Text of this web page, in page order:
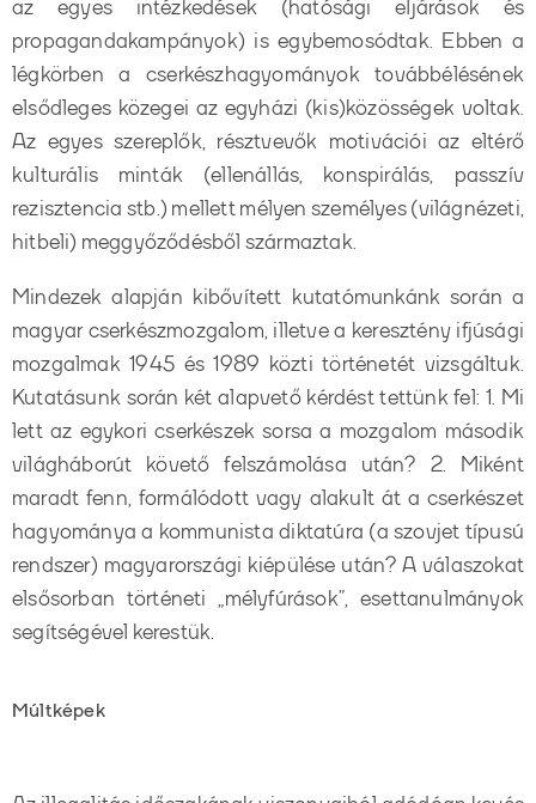
az egyes intézkedések (hatósági eljárások és
propagandakampányok) is egybemosódtak. Ebben a
légkörben a cserkészhagyományok továbbélésének
elsődleges közegei az egyházi (kis)közösségek voltak.
Az egyes szereplők, résztvevők motivációi az eltérő
kulturális minták (ellenállás, konspirálás, passzív
rezisztencia stb.) mellett mélyen személyes (világnézeti,
hitbeli) meggyőződésből származtak.
Mindezek alapján kibővített kutatómunkánk során a
magyar cserkészmozgalom, illetve a keresztény ifjúsági
mozgalmak 1945 és 1989 közti történetét vizsgáltuk.
Kutatásunk során két alapvető kérdést tettünk fel: 1. Mi
lett az egykori cserkészek sorsa a mozgalom második
világháborút követő felszámolása után? 2. Miként
maradt fenn, formálódott vagy alakult át a cserkészet
hagyománya a kommunista diktatúra (a szovjet típusú
rendszer) magyarországi kiépülése után? A válaszokat
elsősorban történeti „mélyfúrások”, esettanulmányok
segítségével kerestük.
Múltképek